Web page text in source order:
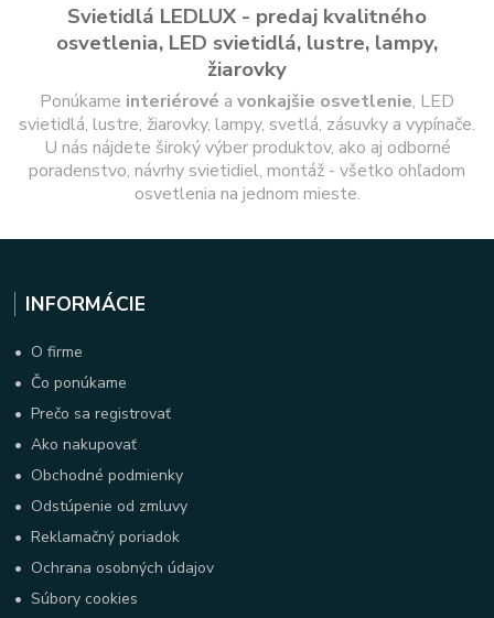
Svietidlá LEDLUX - predaj kvalitného
osvetlenia, LED svietidlá, lustre, lampy,
žiarovky
Ponúkame interiérové a vonkajšie osvetlenie, LED
svietidlá, lustre, žiarovky, lampy, svetlá, zásuvky a vypínače.
U nás nájdete široký výber produktov, ako aj odborné
poradenstvo, návrhy svietidiel, montáž - všetko ohľadom
osvetlenia na jednom mieste.
INFORMÁCIE
• O firme
• Čo ponúkame
•Prečo sa registrovať
•Ako nakupovať
• Obchodné podmienky
• Odstúpenie od zmluvy
•Reklamačný poriadok
• Ochrana osobných údajov
•Súbory cookies